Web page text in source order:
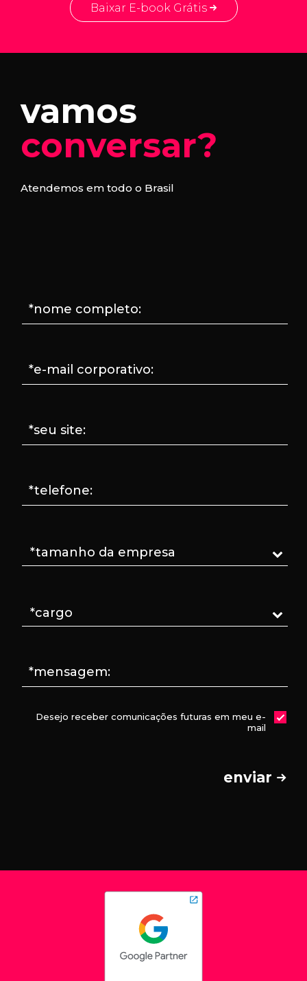
Baixar E-book Grátis
vamos
conversar?
Atendemos em todo o Brasil
*nome completo:
*e-mail corporativo:
*seu site:
*telefone:
*mensagem:
Desejo receber comunicações futuras em meu e-
mail
enviar